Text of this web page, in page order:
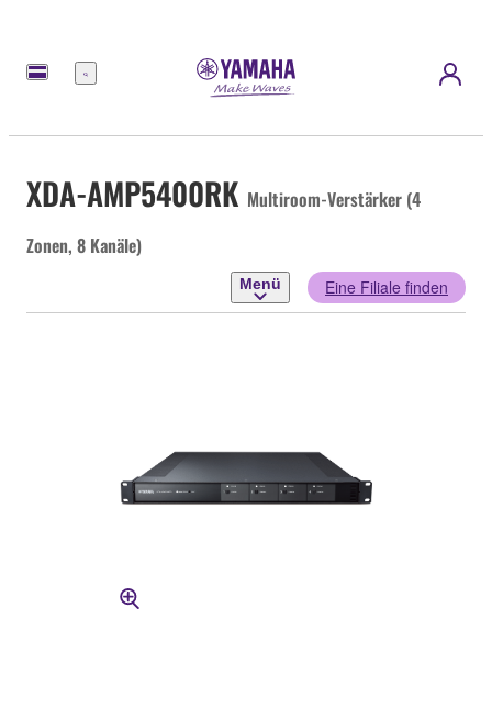
Menü
XDA-AMP5400RK Multiroom-Verstärker (4
Zonen, 8 Kanäle)
Menü Eine Filiale finden